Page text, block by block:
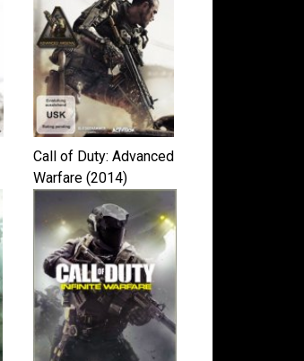
Call of Duty: Advanced
Warfare (2014)